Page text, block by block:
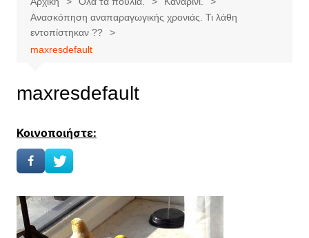
Ανασκόπηση αναπαραγωγικής χρονιάς. Τι λάθη
εντοπίστηκαν ??
maxresdefault
maxresdefault
Κοινοποιήστε: